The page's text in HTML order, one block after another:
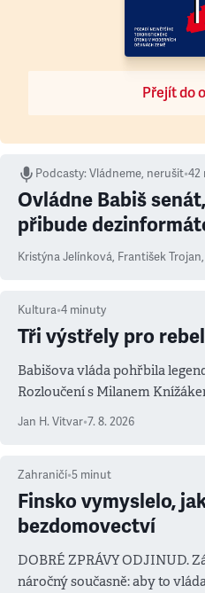
Přejít do
Podcasty:Vládneme, nerušit•42
Ovládne Babiš
přibude
Kristýna Jelínková, František Trojan,
Kultura•4 minuty
Tři výstřely pro
Babišova vláda pohřbila
Rozloučení s Milanem
salvy i kritika pokrokářů
Jan H. Vitvar•7. 8. 2026
Zahraničí•5 minut
Finsko vymyslelo,
bezdomovectví
DOBRÉ ZPRÁVY ODJINUD.
náročný současně: aby to